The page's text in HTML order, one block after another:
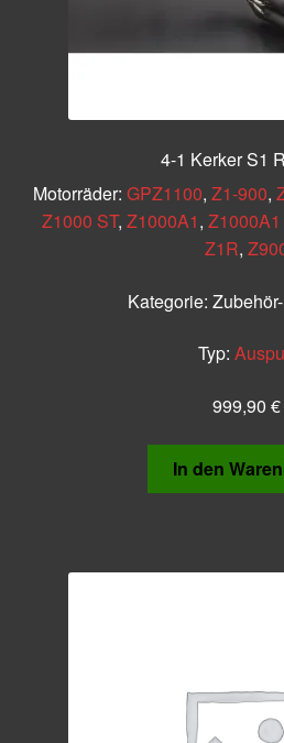
4-1 Kerker S1
Motorräder: GPZ1100, Z1-900,
Z1000 ST, Z1000A1,
Z1R,
Kategorie:
Typ:
999,90 €
In den